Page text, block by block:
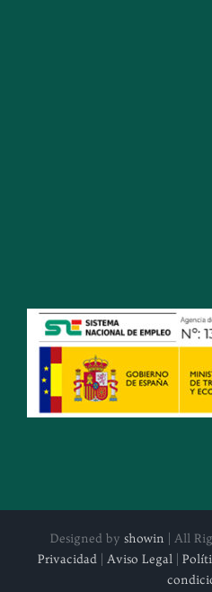
Designed by showin | All
Privacidad
Aviso Legal